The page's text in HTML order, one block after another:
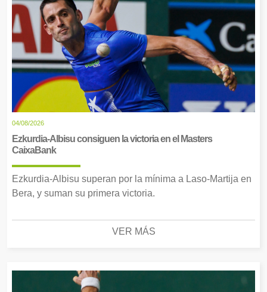
04/08/2026
Ezkurdia-Albisu consiguen la victoria en el Masters
CaixaBank
Ezkurdia-Albisu superan por la mínima a Laso-Martija en
Bera, y suman su primera victoria.
VER MÁS